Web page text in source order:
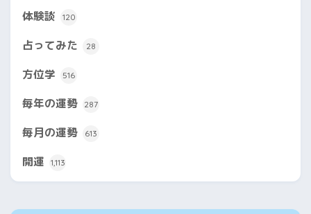
体験談 120
占ってみた 28
方位学 516
毎年の運勢 287
毎月の運勢 613
開運 1,113